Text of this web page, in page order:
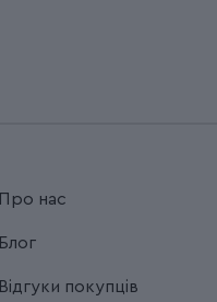
Про нас
Блог
Відгуки покупців